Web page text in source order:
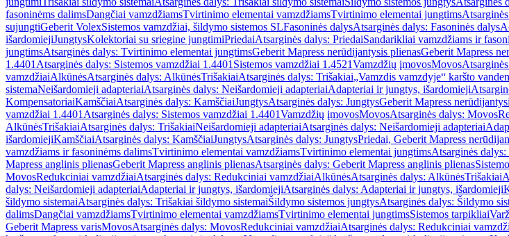
fasoninėms dalimsDangčiai vamzdžiamsTvirtinimo elementai vamzdžiamsTvirtinimo elementai jungtims
sujungtiGeberit VolexSistemos vamzdžiai, šildymo sistemos SLFasoninės dalysAtsarginės dalys: Fasoninės dalys
išardomiejiJungtysKolektoriai su sriegine jungtimiPriedaiAtsarginės dalys: PriedaiSandarikliai vamzdžiams ir
jungtimsAtsarginės dalys: Tvirtinimo elementai jungtimsGeberit Mapress nerūdijantysis plienasGeberit Mapress
1.4401 Atsarginės dalys: Sistemos vamzdžiai 1.4401 Sistemos vamzdžiai 1.4521Vamzdžių įmovosMovos
vamzdžiaiAlkūnėsAtsarginės dalys: AlkūnėsTrišakiaiAtsarginės dalys: Trišakiai„Vamzdis vamzdyje“ karšto
sistemaNeišardomieji adapteriaiAtsarginės dalys: Neišardomieji adapteriaiAdapteriai ir jungtys, išardomieji
KompensatoriaiKamščiaiAtsarginės dalys: KamščiaiJungtysAtsarginės dalys: JungtysGeberit Mapress
vamzdžiai 1.4401 Atsarginės dalys: Sistemos vamzdžiai 1.4401Vamzdžių įmovosMovosAtsarginės dalys: Movos
AlkūnėsTrišakiaiAtsarginės dalys: TrišakiaiNeišardomieji adapteriaiAtsarginės dalys: Neišardomieji adapteriai
išardomiejiKamščiaiAtsarginės dalys: KamščiaiJungtysAtsarginės dalys: JungtysPriedai, Geberit Mapress
vamzdžiams ir fasoninėms dalimsTvirtinimo elementai vamzdžiamsTvirtinimo elementai jungtimsAtsarginės
Mapress anglinis plienasGeberit Mapress anglinis plienasAtsarginės dalys: Geberit Mapress anglinis plienas
MovosRedukciniai vamzdžiaiAtsarginės dalys: Redukciniai vamzdžiaiAlkūnėsAtsarginės dalys: AlkūnėsTrišakiai
dalys: Neišardomieji adapteriaiAdapteriai ir jungtys, išardomiejiAtsarginės dalys: Adapteriai ir jungtys, išardomieji
šildymo sistemaiAtsarginės dalys: Trišakiai šildymo sistemaiŠildymo sistemos jungtysAtsarginės dalys: Šildymo
dalimsDangčiai vamzdžiamsTvirtinimo elementai vamzdžiamsTvirtinimo elementai jungtimsSistemos tarpikliai
Geberit Mapress varisMovosAtsarginės dalys: MovosRedukciniai vamzdžiaiAtsarginės dalys: Redukciniai